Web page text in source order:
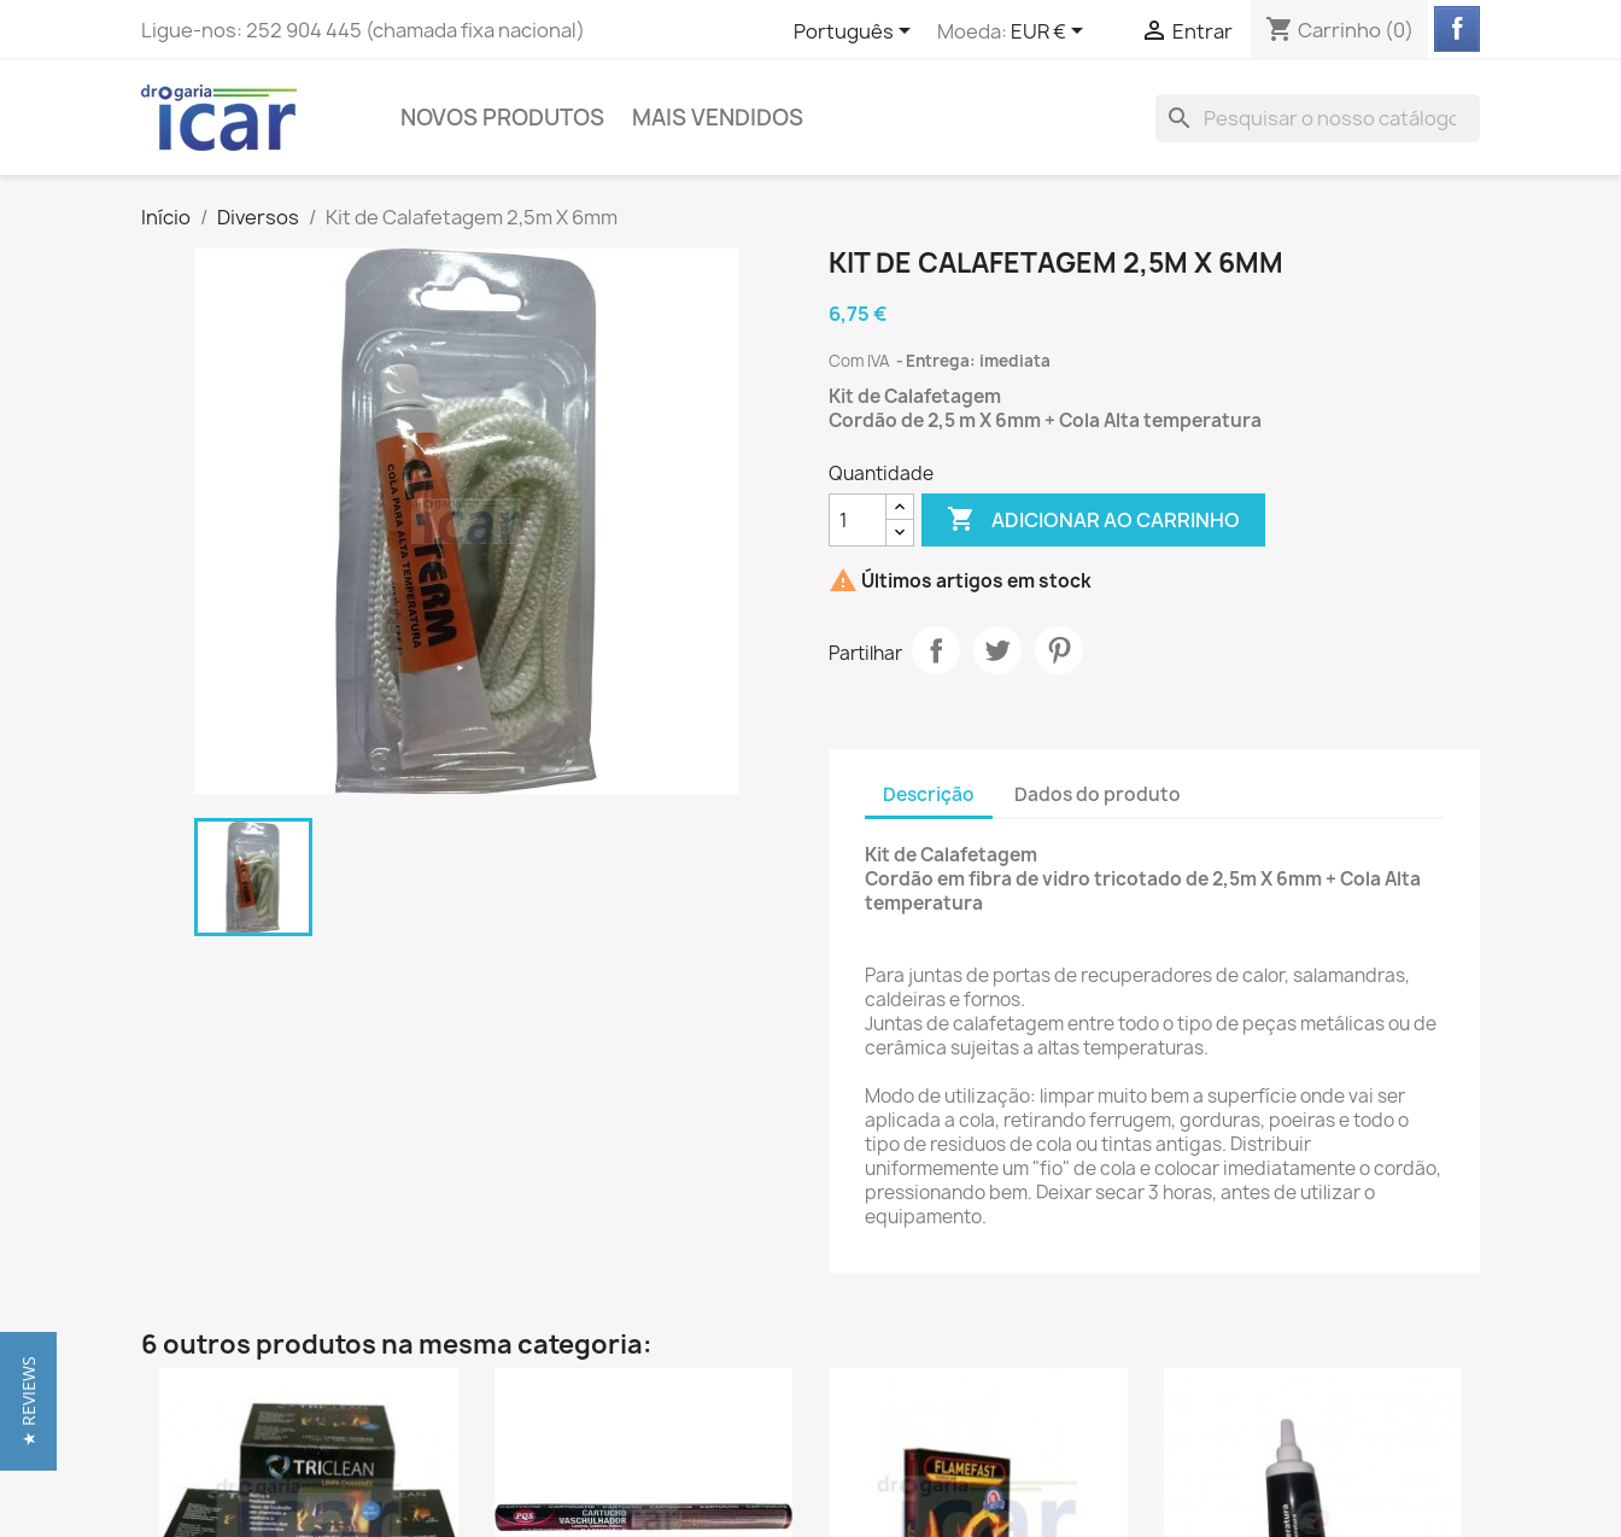
Ligue-nos: 252 904 445 (chamada fixa nacional) Português Moeda: EUR €  Entrar shopping_cart Carrinho (0)
NOVOS PRODUTOS MAIS VENDIDOS search
Início Diversos Kit de Calafetagem 2,5m X 6mm
KIT DE CALAFETAGEM 2,5M X 6MM
6,75 €
Com IVA Entrega: imediata
Kit de Calafetagem
Cordão de 2,5 m X 6mm + Cola Alta temperatura
Quantidade
 ADICIONAR AO CARRINHO
 Últimos artigos em stock
Partilhar
Descrição Dados do produto
Kit de Calafetagem
Cordão em fibra de vidro tricotado de 2,5m X 6mm + Cola Alta
temperatura
Para juntas de portas de recuperadores de calor, salamandras,
caldeiras e fornos.
Juntas de calafetagem entre todo o tipo de peças metálicas ou de
cerâmica sujeitas a altas temperaturas.
Modo de utilização: limpar muito bem a superfície onde vai ser
aplicada a cola, retirando ferrugem, gorduras, poeiras e todo o
tipo de residuos de cola ou tintas antigas. Distribuir
uniformemente um "fio" de cola e colocar imediatamente o cordão,
pressionando bem. Deixar secar 3 horas, antes de utilizar o
equipamento.
6 outros produtos na mesma categoria:
★ REVIEWS